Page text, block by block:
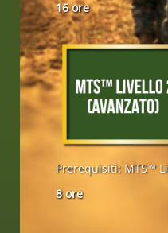
16 ore
Prerequisiti: MTS™
8 ore